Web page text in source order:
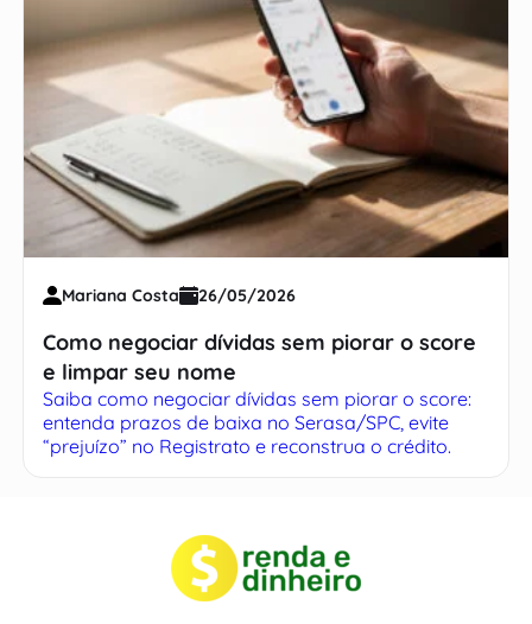
Mariana Costa 26/05/2026
Como negociar dívidas sem piorar o score
e limpar seu nome
Saiba como negociar dívidas sem piorar o score:
entenda prazos de baixa no Serasa/SPC, evite
“prejuízo” no Registrato e reconstrua o crédito.